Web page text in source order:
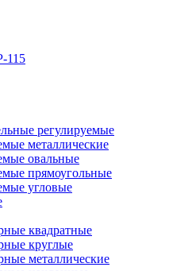
115
регулируемые
металлические
овальные
прямоугольные
угловые
квадратные
круглые
металлические